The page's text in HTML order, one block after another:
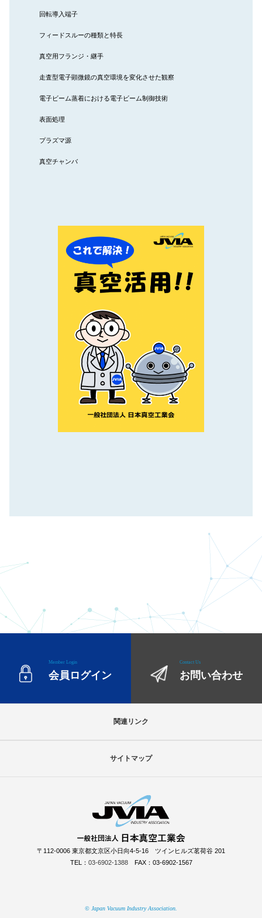
回転導入端子
フィードスルーの種類と特長
真空用フランジ・継手
走査型電子顕微鏡の真空環境を変化させた観察
電子ビーム蒸着における電子ビーム制御技術
表面処理
プラズマ源
真空チャンバ
Member Login
会員ログイン
Contact Us
お問い合わせ
関連リンク
サイトマップ
〒112-0006 東京都文京区小日向4-5-16 ツインヒルズ茗荷谷 201
TEL： 03-6902-1388FAX：03-6902-1567
© Japan Vacuum Industry Association.